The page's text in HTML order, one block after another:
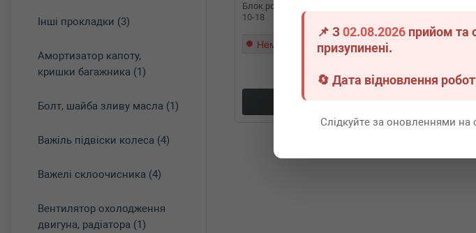
📌 З02.08.2026 прийом та
призупинені.
🔄 Дата відновлення
Слідкуйте за оновленнями на
Інші прокладки (3)
Амортизатор капоту,
кришки багажника (1)
Болт, шайба зливу масла (1)
Важіль підвіски колеса (4)
Важелі склоочисника (4)
Вентилятор охолодження
двигуна, радіатора (1)
Блок розпалу ксенона VW Touareg
10-18
Немає в наявності
Докладніше